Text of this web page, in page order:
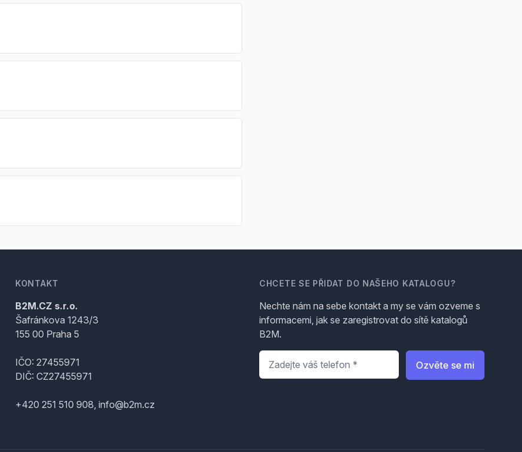
KONTAKT
B2M.CZ s.r.o.
Šafránkova 1243/3
155 00 Praha 5
IČO: 27455971
DIČ: CZ27455971
+420 251 510 908, info@b2m.cz
CHCETE SE PŘIDAT DO NAŠEHO KATALOGU?
Nechte nám na sebe kontakt a my se vám ozveme s
informacemi, jak se zaregistrovat do sítě katalogů
B2M.
Telefon
Ozvěte se mi